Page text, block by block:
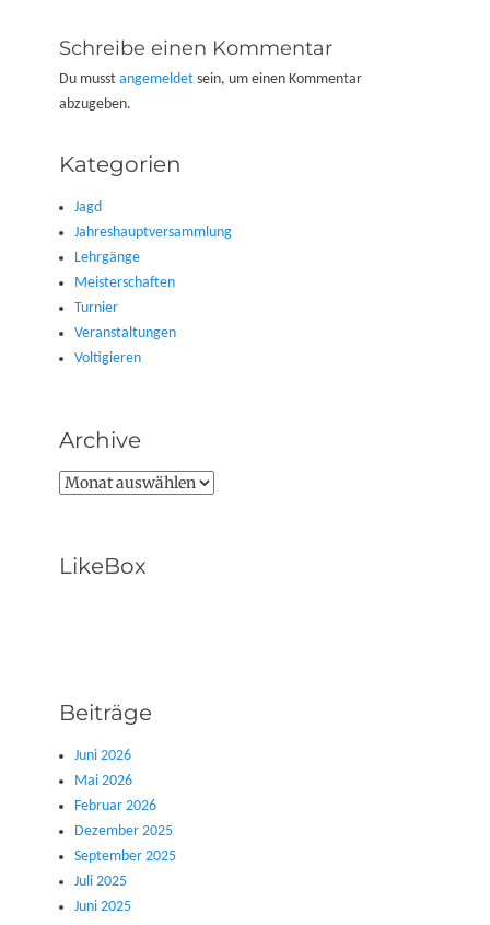
Schreibe einen Kommentar
Du musst angemeldet sein, um einen Kommentar
abzugeben.
Kategorien
Jagd
Jahreshauptversammlung
Lehrgänge
Meisterschaften
Turnier
Veranstaltungen
Voltigieren
Archive
Archive
LikeBox
Beiträge
Juni 2026
Mai 2026
Februar 2026
Dezember 2025
September 2025
Juli 2025
Juni 2025